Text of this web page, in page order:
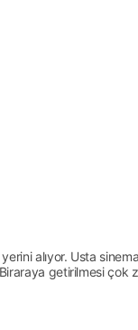
alıyor. Usta
getirilmesi çok